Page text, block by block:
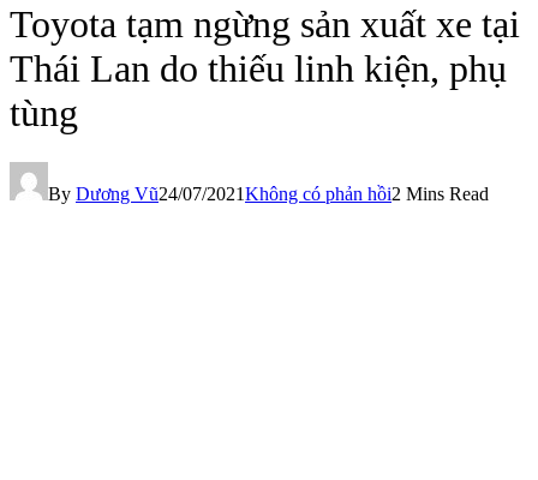
Toyota tạm ngừng sản xuất xe tại
Thái Lan do thiếu linh kiện, phụ
tùng
By Dương Vũ24/07/2021Không có phản hồi2 Mins Read